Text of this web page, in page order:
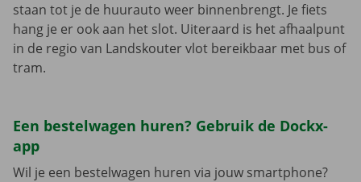
staan tot je de huurauto weer binnenbrengt. Je fiets
hang je er ook aan het slot. Uiteraard is het afhaalpunt
in de regio van Landskouter vlot bereikbaar met bus of
tram.
Een bestelwagen huren? Gebruik de Dockx-
app
Wil je een bestelwagen huren via jouw smartphone?